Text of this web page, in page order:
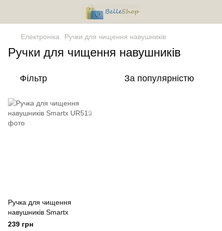
Електроніка Ручки для чищення навушників
Ручки для чищення навушників
Фільтр За популярністю
Ручка для чищення
навушників Smartx
239 грн